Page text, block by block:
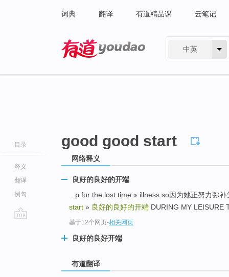
词典 翻译 有道精品课 云笔记
中英
目录
释义
翻译
例句
good good start
网络释义
良好的良好的开端
...p for the lost time » illness.so因​​为她正努力弥
start » 良好的良好的开端 DURING MY LEISURE
基于12个网页-相关网页
良好的良好开端
有道翻译